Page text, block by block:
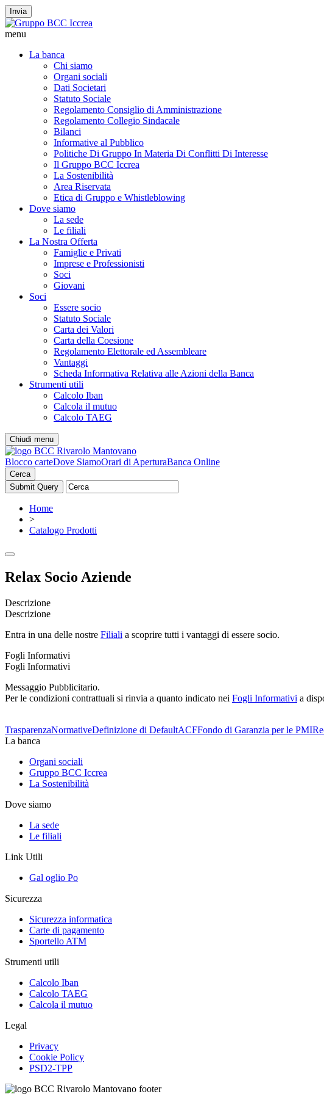
Invia
menu
La banca
Chi siamo
Organi sociali
Dati Societari
Statuto Sociale
Regolamento Consiglio di Amministrazione
Regolamento Collegio Sindacale
Bilanci
Informative al Pubblico
Politiche Di Gruppo In Materia Di Conflitti Di Interesse
Il Gruppo BCC Iccrea
La Sostenibilità
Area Riservata
Etica di Gruppo e Whistleblowing
Dove siamo
La sede
Le filiali
La Nostra Offerta
Famiglie e Privati
Imprese e Professionisti
Soci
Giovani
Soci
Essere socio
Statuto Sociale
Carta dei Valori
Carta della Coesione
Regolamento Elettorale ed Assembleare
Vantaggi
Scheda Informativa Relativa alle Azioni della Banca
Strumenti utili
Calcolo Iban
Calcola il mutuo
Calcolo TAEG
Chiudi menu
Blocco carteDove SiamoOrari di AperturaBanca Online
Cerca
Home
>
Catalogo Prodotti
Relax Socio Aziende
Descrizione
Descrizione
Entra in una delle nostre Filiali a scoprire tutti i vantaggi di essere socio.
Fogli Informativi
Fogli Informativi
Messaggio Pubblicitario.
Per le condizioni contrattuali si rinvia a quanto indicato nei Fogli Informativi a
TrasparenzaNormativeDefinizione di DefaultACFFondo di Garanzia per le PMI
La banca
Organi sociali
Gruppo BCC Iccrea
La Sostenibilità
Dove siamo
La sede
Le filiali
Link Utili
Gal oglio Po
Sicurezza
Sicurezza informatica
Carte di pagamento
Sportello ATM
Strumenti utili
Calcolo Iban
Calcolo TAEG
Calcola il mutuo
Legal
Privacy
Cookie Policy
PSD2-TPP